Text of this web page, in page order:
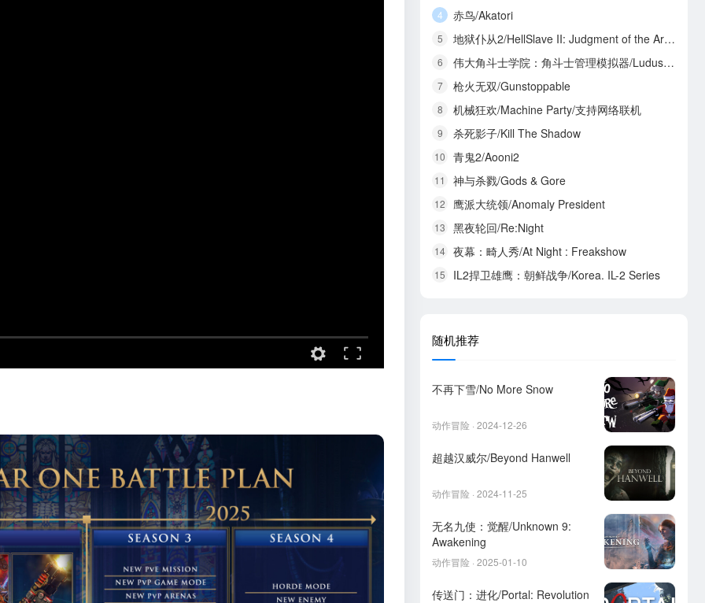
4 赤鸟/Akatori
5 地狱仆从2/HellSlave II: Judgment of the Archon
6 伟大角斗士学院：角斗士管理模拟器/Ludus Magnatus: Gladiator Manager Simulator
7 枪火无双/Gunstoppable
8 机械狂欢/Machine Party/支持网络联机
9 杀死影子/Kill The Shadow
10 青鬼2/Aooni2
11 神与杀戮/Gods & Gore
12 鹰派大统领/Anomaly President
13 黑夜轮回/Re:Night
14 夜幕：畸人秀/At Night : Freakshow
15 IL2捍卫雄鹰：朝鲜战争/Korea. IL-2 Series
随机推荐
不再下雪/No More Snow
动作冒险 · 2024-12-26
超越汉威尔/Beyond Hanwell
动作冒险 · 2024-11-25
无名九使：觉醒/Unknown 9:
Awakening
动作冒险 · 2025-01-10
传送门：进化/Portal: Revolution